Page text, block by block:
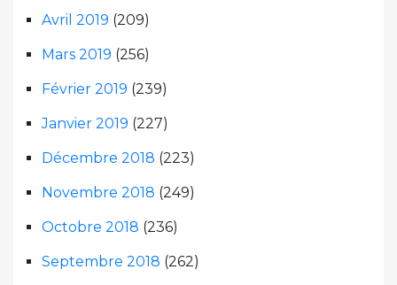
Avril 2019 (209)
Mars 2019 (256)
Février 2019 (239)
Janvier 2019 (227)
Décembre 2018 (223)
Novembre 2018 (249)
Octobre 2018 (236)
Septembre 2018 (262)